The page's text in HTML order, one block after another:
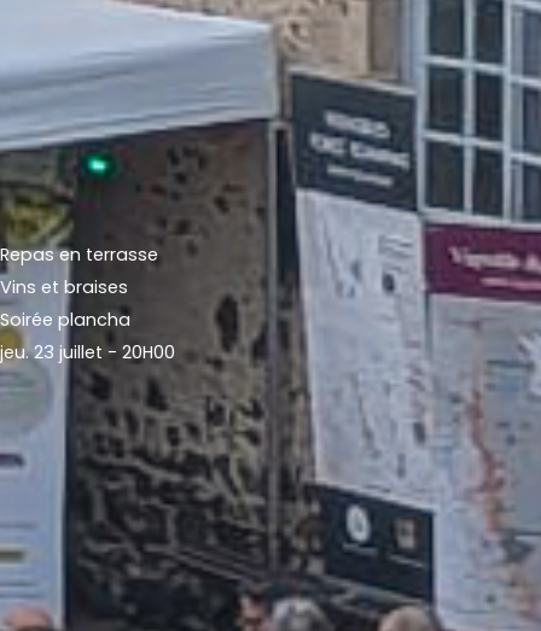
Repas en terrasse
Vins et braises
Soirée plancha
jeu. 23 juillet - 20H00